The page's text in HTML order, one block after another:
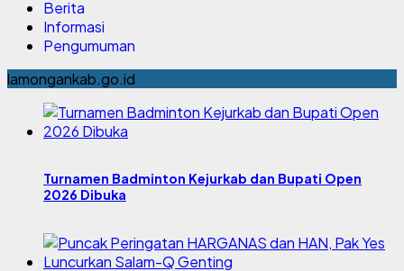
Berita
Informasi
Pengumuman
lamongankab.go.id
Turnamen Badminton Kejurkab dan Bupati Open
2026 Dibuka